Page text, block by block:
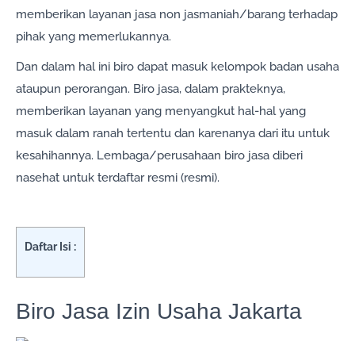
memberikan layanan jasa non jasmaniah/barang terhadap
pihak yang memerlukannya.
Dan dalam hal ini biro dapat masuk kelompok badan usaha
ataupun perorangan. Biro jasa, dalam prakteknya,
memberikan layanan yang menyangkut hal-hal yang
masuk dalam ranah tertentu dan karenanya dari itu untuk
kesahihannya. Lembaga/perusahaan biro jasa diberi
nasehat untuk terdaftar resmi (resmi).
Daftar Isi :
Biro Jasa Izin Usaha Jakarta